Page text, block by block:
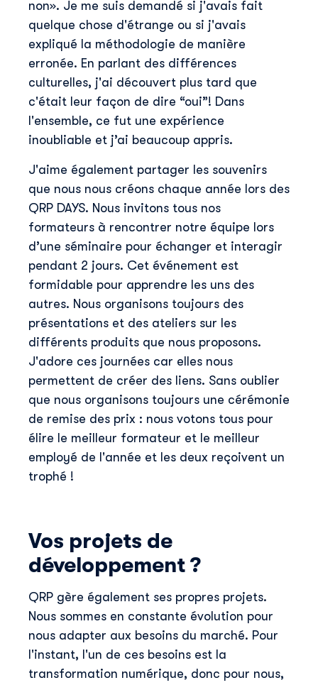
non». Je me suis demandé si j'avais fait
quelque chose d'étrange ou si j'avais
expliqué la méthodologie de manière
erronée. En parlant des différences
culturelles, j'ai découvert plus tard que
c'était leur façon de dire “oui”! Dans
l'ensemble, ce fut une expérience
inoubliable et j’ai beaucoup appris.
J'aime également partager les souvenirs
que nous nous créons chaque année lors des
QRP DAYS. Nous invitons tous nos
formateurs à rencontrer notre équipe lors
d’une séminaire pour échanger et interagir
pendant 2 jours. Cet événement est
formidable pour apprendre les uns des
autres. Nous organisons toujours des
présentations et des ateliers sur les
différents produits que nous proposons.
J'adore ces journées car elles nous
permettent de créer des liens. Sans oublier
que nous organisons toujours une cérémonie
de remise des prix : nous votons tous pour
élire le meilleur formateur et le meilleur
employé de l'année et les deux reçoivent un
trophé !
Vos projets de
développement ?
QRP gère également ses propres projets.
Nous sommes en constante évolution pour
nous adapter aux besoins du marché. Pour
l'instant, l'un de ces besoins est la
transformation numérique, donc pour nous,